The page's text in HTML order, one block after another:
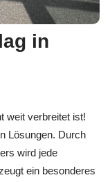
in
weit verbreitet ist!
Lösungen. Durch
wird jede
ein besonderes